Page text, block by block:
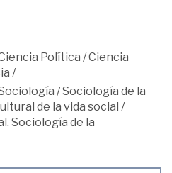
Política /Ciencia
/
/Sociología de la
de la vida social /
Sociología de la